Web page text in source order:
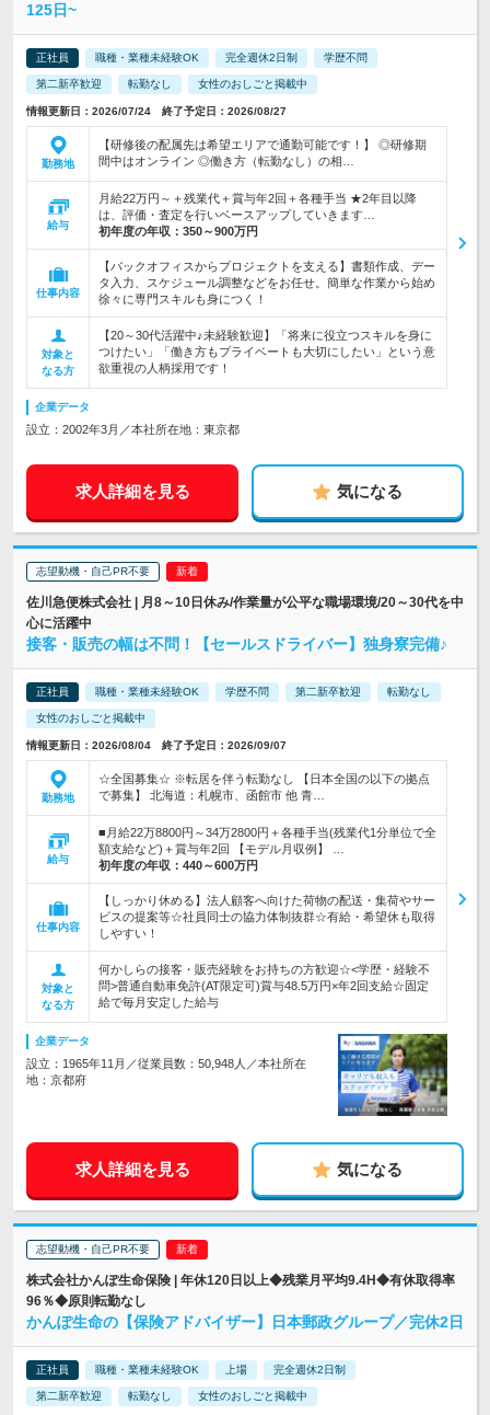
125日~
正社員 職種・業種未経験OK 完全週休2日制 学歴不問
第二新卒歓迎 転勤なし 女性のおしごと掲載中
情報更新日：2026/07/24 終了予定日：2026/08/27
勤務地
【研修後の配属先は希望エリアで通勤可能です！】 ◎研修期
間中はオンライン ◎働き方（転勤なし）の相…
給与
月給22万円～＋残業代＋賞与年2回＋各種手当 ★2年目以降
は、評価・査定を行いベースアップしていきます…
初年度の年収： 350～900万円
仕事内容
【バックオフィスからプロジェクトを支える】書類作成、デー
タ入力、スケジュール調整などをお任せ。簡単な作業から始め
徐々に専門スキルも身につく！
対象と
なる方
【20～30代活躍中♪未経験歓迎】「将来に役立つスキルを身に
つけたい」「働き方もプライベートも大切にしたい」という意
欲重視の人柄採用です！
企業データ
設立：2002年3月／本社所在地：東京都
求人詳細を見る 気になる
志望動機・自己PR不要
佐川急便株式会社 | 月8～10日休み/作業量が公平な職場環境/20～30代を中
心に活躍中
接客・販売の幅は不問！【セールスドライバー】独身寮完備♪
正社員 職種・業種未経験OK 学歴不問 第二新卒歓迎 転勤なし
女性のおしごと掲載中
情報更新日：2026/08/04 終了予定日：2026/09/07
勤務地
☆全国募集☆ ※転居を伴う転勤なし 【日本全国の以下の拠点
で募集】 北海道：札幌市、函館市 他 青…
給与
■月給22万8800円～34万2800円＋各種手当(残業代1分単位で全
額支給など)＋賞与年2回 【モデル月収例】 …
初年度の年収： 440～600万円
仕事内容
【しっかり休める】法人顧客へ向けた荷物の配送・集荷やサー
ビスの提案等☆社員同士の協力体制抜群☆有給・希望休も取得
しやすい！
対象と
なる方
何かしらの接客・販売経験をお持ちの方歓迎☆<学歴・経験不
問>普通自動車免許(AT限定可)賞与48.5万円×年2回支給☆固定
給で毎月安定した給与
企業データ
設立：1965年11月／従業員数：50,948人／本社所在
地：京都府
求人詳細を見る 気になる
志望動機・自己PR不要
株式会社かんぽ生命保険 | 年休120日以上◆残業月平均9.4H◆有休取得率
96％◆原則転勤なし
かんぽ生命の【保険アドバイザー】日本郵政グループ／完休2日
正社員 職種・業種未経験OK 上場 完全週休2日制
第二新卒歓迎 転勤なし 女性のおしごと掲載中